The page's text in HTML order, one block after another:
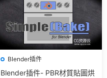
Blender插件
Blender插件- PBR材質貼圖烘